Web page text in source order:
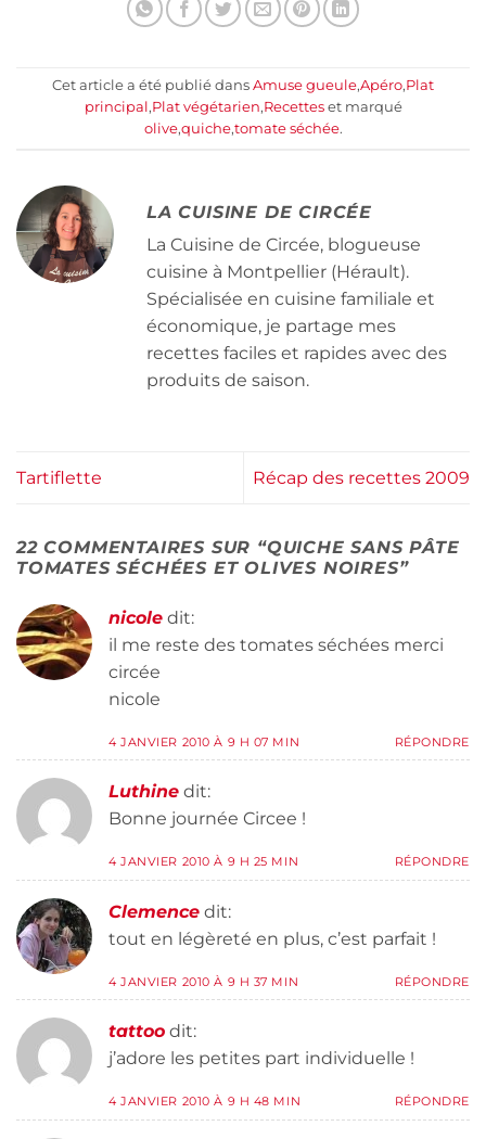
Cet article a été publié dans Amuse gueule,Apéro,Plat
principal,Plat végétarien,Recetteset marqué
olive,quiche,tomate séchée.
LA CUISINE DE CIRCÉE
La Cuisine de Circée, blogueuse
cuisine à Montpellier (Hérault).
Spécialisée en cuisine familiale et
économique, je partage mes
recettes faciles et rapides avec des
produits de saison.
Tartiflette Récap des recettes 2009
22 COMMENTAIRES SUR “QUICHE SANS PÂTE
TOMATES SÉCHÉES ET OLIVES NOIRES”
nicole dit:
il me reste des tomates séchées merci
circée
nicole
4 JANVIER 2010 À 9 H 07 MIN RÉPONDRE
Luthine dit:
Bonne journée Circee !
4 JANVIER 2010 À 9 H 25 MIN RÉPONDRE
Clemence dit:
tout en légèreté en plus, c’est parfait !
4 JANVIER 2010 À 9 H 37 MIN RÉPONDRE
tattoo dit:
j’adore les petites part individuelle !
4 JANVIER 2010 À 9 H 48 MIN RÉPONDRE